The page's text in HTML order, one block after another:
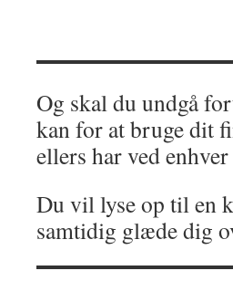
Og skal du undgå
kan for at bruge dit
ellers har ved
Du vil lyse op til en
samtidig glæde dig